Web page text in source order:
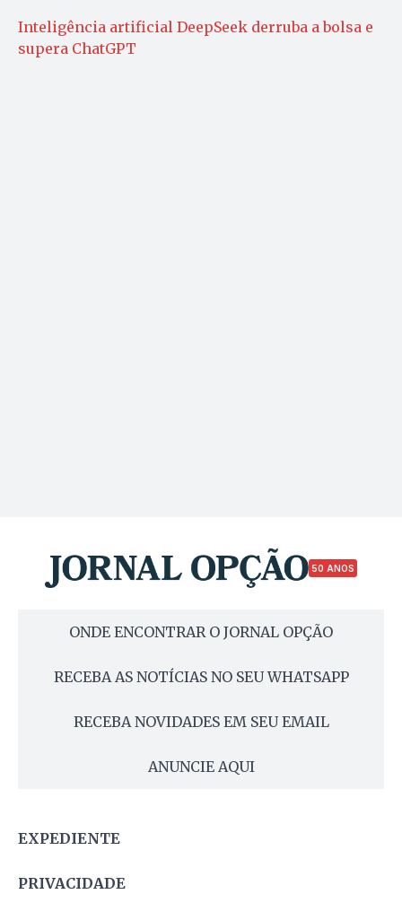
Inteligência artificial DeepSeek derruba a bolsa e
supera ChatGPT
50 ANOS
ONDE ENCONTRAR O JORNAL OPÇÃO
RECEBA AS NOTÍCIAS NO SEU WHATSAPP
RECEBA NOVIDADES EM SEU EMAIL
ANUNCIE AQUI
EXPEDIENTE
PRIVACIDADE